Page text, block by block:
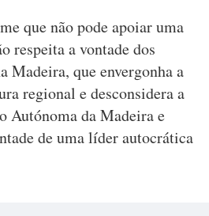
que não pode apoiar uma
respeita a vontade dos
Madeira, que envergonha a
regional e desconsidera a
Autónoma da Madeira e
de uma líder autocrática